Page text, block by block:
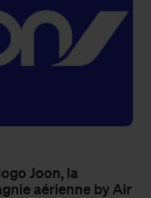
Joon, la
aérienne by Air